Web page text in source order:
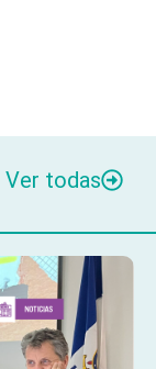
Ver todas